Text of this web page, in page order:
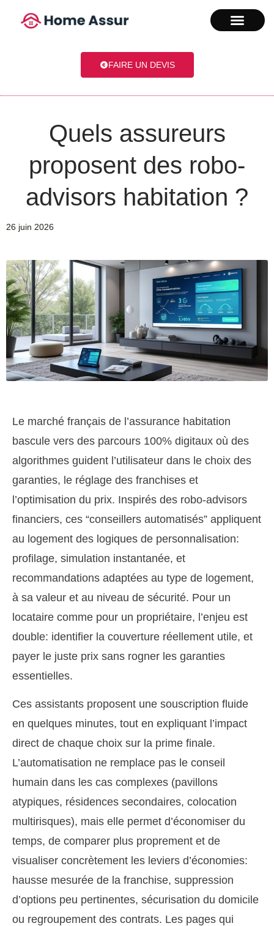
FAIRE UN DEVIS
Quels assureurs
proposent des robo-
advisors habitation ?
26 juin 2026
Le marché français de l’assurance habitation
bascule vers des parcours 100% digitaux où des
algorithmes guident l’utilisateur dans le choix des
garanties, le réglage des franchises et
l’optimisation du prix. Inspirés des robo-advisors
financiers, ces “conseillers automatisés” appliquent
au logement des logiques de personnalisation:
profilage, simulation instantanée, et
recommandations adaptées au type de logement,
à sa valeur et au niveau de sécurité. Pour un
locataire comme pour un propriétaire, l’enjeu est
double: identifier la couverture réellement utile, et
payer le juste prix sans rogner les garanties
essentielles.
Ces assistants proposent une souscription fluide
en quelques minutes, tout en expliquant l’impact
direct de chaque choix sur la prime finale.
L’automatisation ne remplace pas le conseil
humain dans les cas complexes (pavillons
atypiques, résidences secondaires, colocation
multirisques), mais elle permet d’économiser du
temps, de comparer plus proprement et de
visualiser concrètement les leviers d’économies:
hausse mesurée de la franchise, suppression
d’options peu pertinentes, sécurisation du domicile
ou regroupement des contrats. Les pages qui